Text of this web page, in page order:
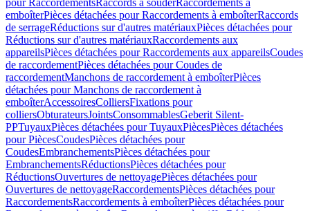
pour RaccordementsRaccords à souderRaccordements à
emboîterPièces détachées pour Raccordements à emboîterRaccords
de serrageRéductions sur d'autres matériauxPièces détachées pour
Réductions sur d'autres matériauxRaccordements aux
appareilsPièces détachées pour Raccordements aux appareilsCoudes
de raccordementPièces détachées pour Coudes de
raccordementManchons de raccordement à emboîterPièces
détachées pour Manchons de raccordement à
emboîterAccessoiresColliersFixations pour
colliersObturateursJointsConsommablesGeberit Silent-
PPTuyauxPièces détachées pour TuyauxPiècesPièces détachées
pour PiècesCoudesPièces détachées pour
CoudesEmbranchementsPièces détachées pour
EmbranchementsRéductionsPièces détachées pour
RéductionsOuvertures de nettoyagePièces détachées pour
Ouvertures de nettoyageRaccordementsPièces détachées pour
RaccordementsRaccordements à emboîterPièces détachées pour